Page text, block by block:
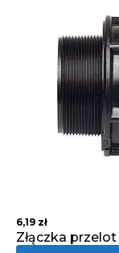
6,19 zł
Złączka